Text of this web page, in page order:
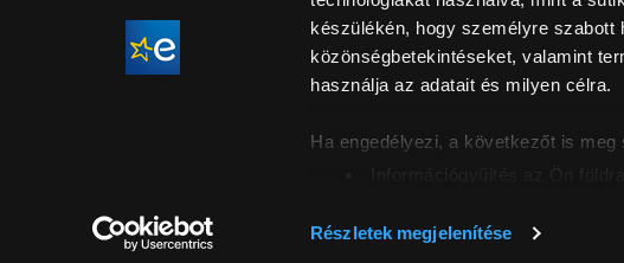
készülékén, hogy személyre szabott
közönségbetekintéseket, valamint
használja az adatait és milyen célra.
Ha engedélyezi, a következőt is meg
ellenőrzésével
Részletek megjelenítése
© 2026.
feltüntetett árak, képek